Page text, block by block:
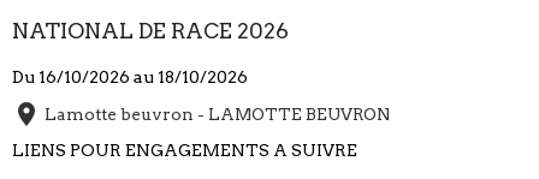
NATIONAL DE RACE 2026
Du 16/10/2026 au 18/10/2026
Lamotte beuvron - LAMOTTE BEUVRON
LIENS POUR ENGAGEMENTS A SUIVRE